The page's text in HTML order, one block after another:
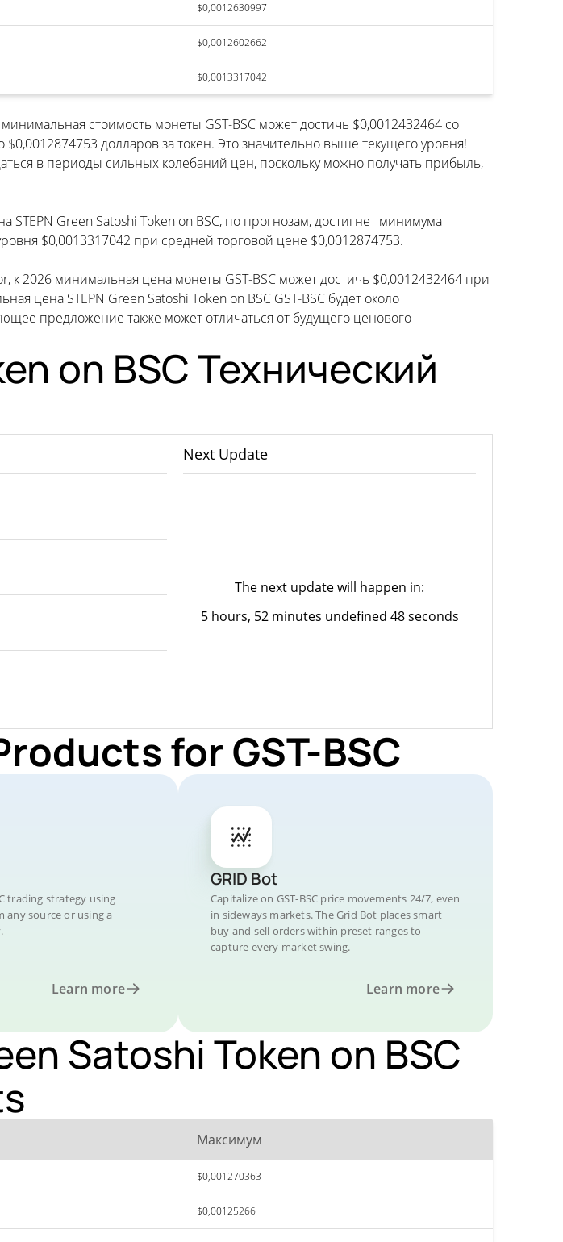
$0,0012630997
$0,0012602662
$0,0013317042
стоимость монеты GST-BSC может достичь $0,0012432464 со
долларов за токен. Это значительно выше текущего уровня!
в периоды сильных колебаний цен, поскольку можно получать прибыль,
STEPN Green Satoshi Token on BSC, по прогнозам, достигнет минимума
$0,0013317042 при средней торговой цене $0,0012874753.
к 2026 минимальная цена монеты GST-BSC может достичь $0,0012432464 при
цена STEPN Green Satoshi Token on BSC GST-BSC будет около
предложение также может отличаться от будущего ценового
on BSC Технический
Next Update
The next update will happen in:
5 hours, 52 minutes undefined 48 seconds
for GST-BSC
trading strategy using
any source or using a
Learn more
GRID Bot
Capitalize on GST-BSC price movements 24/7, even
in sideways markets. The Grid Bot places smart
buy and sell orders within preset ranges to
capture every market swing.
Learn more
Satoshi Token on BSC
Максимум
$0,001270363
$0,00125266